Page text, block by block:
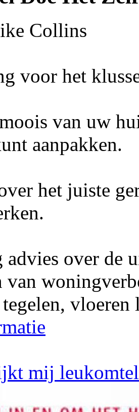
Collins
voor het
van uw
aanpakken.
het juiste
advies over de
van
tegelen,
mij